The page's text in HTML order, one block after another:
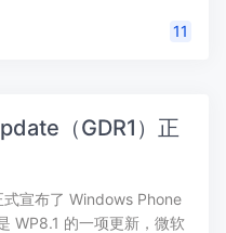
11
（GDR1）正
宣布了 Windows Phone
WP8.1 的一项更新，微软